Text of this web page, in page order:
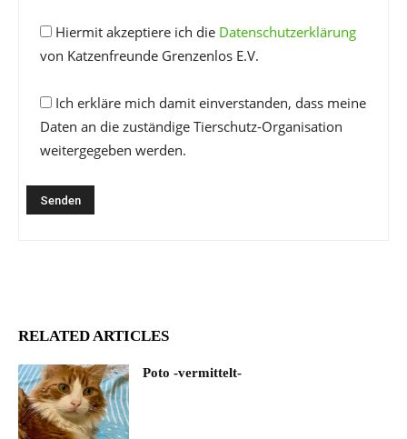
Hiermit akzeptiere ich die Datenschutzerklärung
von Katzenfreunde Grenzenlos E.V.
Ich erkläre mich damit einverstanden, dass meine
Daten an die zuständige Tierschutz-Organisation
weitergegeben werden.
RELATED ARTICLES
Poto -vermittelt-